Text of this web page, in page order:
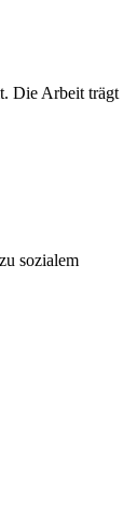
Die Arbeit trägt
sozialem